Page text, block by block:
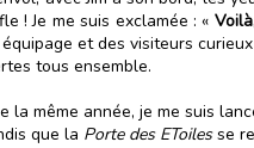
! Je me suis exclamée : «
et des visiteurs
tous ensemble.
la même année, je me suis
que la Porte des EToilesse